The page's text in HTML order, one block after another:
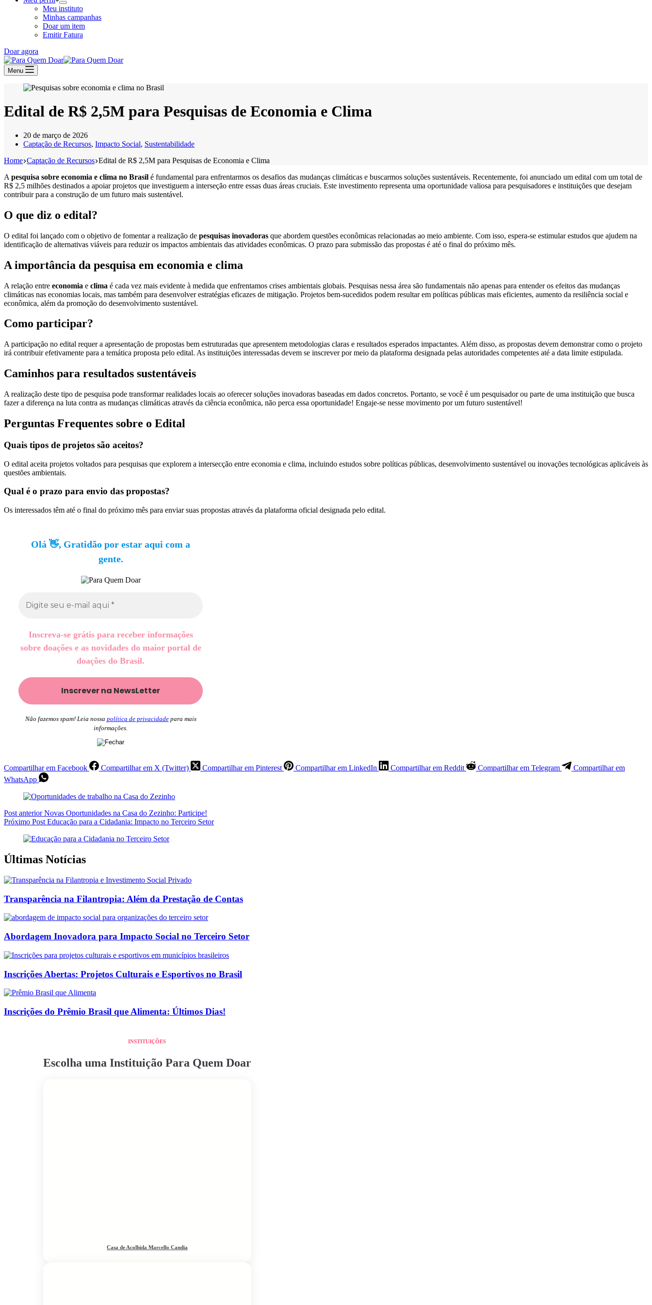
Meu instituto
Minhas campanhas
Doar um item
Emitir Fatura
Doar agora
Menu
Edital de R$ 2,5M para Pesquisas de Economia e Clima
20 de março de 2026
Captação de Recursos, Impacto Social, Sustentabilidade
Home Captação de Recursos Edital de R$ 2,5M para Pesquisas de Economia e Clima
A pesquisa sobre economia e clima no Brasil é fundamental para enfrentarmos os desafios das mudanças climáticas e buscarmos soluções sustentáveis. Recentemente, foi anunciado um edital com um total de
R$ 2,5 milhões destinados a apoiar projetos que investiguem a interseção entre essas duas áreas cruciais. Este investimento representa uma oportunidade valiosa para pesquisadores e instituições que desejam
contribuir para a construção de um futuro mais sustentável.
O que diz o edital?
O edital foi lançado com o objetivo de fomentar a realização de pesquisas inovadoras que abordem questões econômicas relacionadas ao meio ambiente. Com isso, espera-se estimular estudos que ajudem na
identificação de alternativas viáveis para reduzir os impactos ambientais das atividades econômicas. O prazo para submissão das propostas é até o final do próximo mês.
A importância da pesquisa em economia e clima
A relação entre economia e clima é cada vez mais evidente à medida que enfrentamos crises ambientais globais. Pesquisas nessa área são fundamentais não apenas para entender os efeitos das mudanças
climáticas nas economias locais, mas também para desenvolver estratégias eficazes de mitigação. Projetos bem-sucedidos podem resultar em políticas públicas mais eficientes, aumento da resiliência social e
econômica, além da promoção do desenvolvimento sustentável.
Como participar?
A participação no edital requer a apresentação de propostas bem estruturadas que apresentem metodologias claras e resultados esperados impactantes. Além disso, as propostas devem demonstrar como o projeto
irá contribuir efetivamente para a temática proposta pelo edital. As instituições interessadas devem se inscrever por meio da plataforma designada pelas autoridades competentes até a data limite estipulada.
Caminhos para resultados sustentáveis
A realização deste tipo de pesquisa pode transformar realidades locais ao oferecer soluções inovadoras baseadas em dados concretos. Portanto, se você é um pesquisador ou parte de uma instituição que busca
fazer a diferença na luta contra as mudanças climáticas através da ciência econômica, não perca essa oportunidade! Engaje-se nesse movimento por um futuro sustentável!
Perguntas Frequentes sobre o Edital
Quais tipos de projetos são aceitos?
O edital aceita projetos voltados para pesquisas que explorem a intersecção entre economia e clima, incluindo estudos sobre políticas públicas, desenvolvimento sustentável ou inovações tecnológicas aplicáveis às
questões ambientais.
Qual é o prazo para envio das propostas?
Os interessados têm até o final do próximo mês para enviar suas propostas através da plataforma oficial designada pelo edital.
Olá 👋, Gratidão por estar aqui com a
gente.
Inscreva-se grátis para receber informações
sobre doações e as novidades do maior portal de
doações do Brasil.
Não fazemos spam! Leia nossa política de privacidadepara mais
informações.
Compartilhar em Facebook Compartilhar em X (Twitter) Compartilhar em Pinterest Compartilhar em LinkedIn Compartilhar em Reddit Compartilhar em Telegram
Compartilhar em
WhatsApp
Post anteriorNovas Oportunidades na Casa do Zezinho: Participe!
Próximo Post Educação para a Cidadania: Impacto no Terceiro Setor
Últimas Notícias
Transparência na Filantropia: Além da Prestação de Contas
Abordagem Inovadora para Impacto Social no Terceiro Setor
Inscrições Abertas: Projetos Culturais e Esportivos no Brasil
Inscrições do Prêmio Brasil que Alimenta: Últimos Dias!
INSTITUIÇÕES
Escolha uma Instituição Para Quem Doar
Casa de Acolhida Marcello Candia